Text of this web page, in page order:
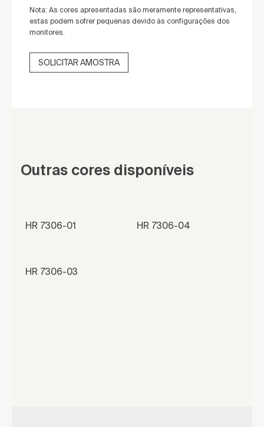
Nota: As cores apresentadas são meramente representativas,
estas podem sofrer pequenas devido às configurações dos
monitores.
SOLICITAR AMOSTRA
Outras cores disponíveis
HR 7306-01 HR 7306-04
HR 7306-03